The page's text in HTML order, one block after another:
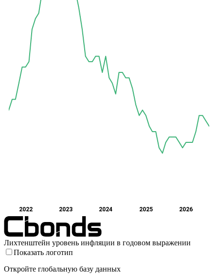
2022 2023 2024 2025 2026
Лихтенштейн уровень инфляции в годовом выражении
Показать логотип
Откройте глобальную базу данных